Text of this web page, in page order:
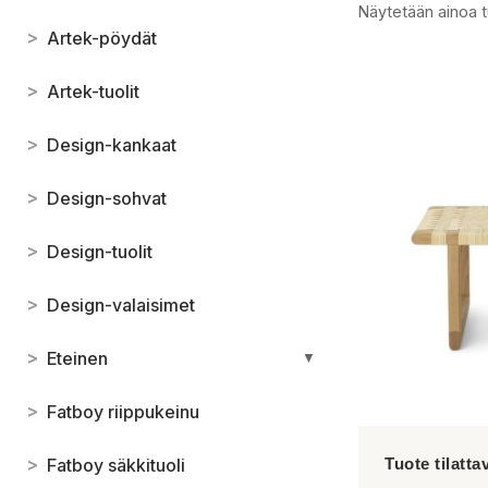
> Artek-pöydät
> Artek-tuolit
> Design-kankaat
> Design-sohvat
> Design-tuolit
> Design-valaisimet
> Eteinen ▼
> Fatboy riippukeinu
> Fatboy säkkituoli
Näytetään ainoa